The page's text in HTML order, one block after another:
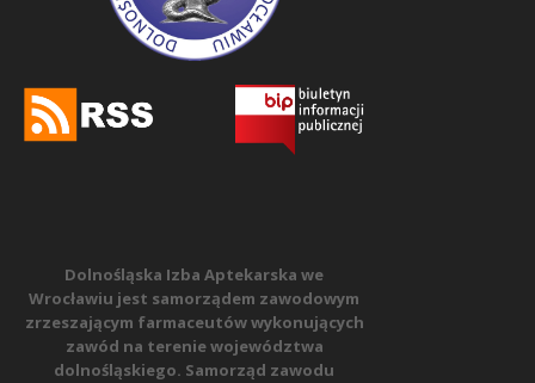
Dolnośląska Izba Aptekarska we
Wrocławiu jest samorządem zawodowym
zrzeszającym farmaceutów wykonujących
zawód na terenie województwa
dolnośląskiego. Samorząd zawodu